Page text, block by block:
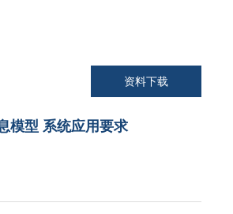
资料下载
模型 系统应用要求